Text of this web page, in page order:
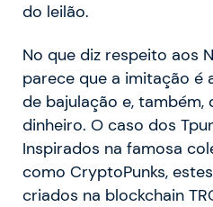
do leilão.
No que diz respeito aos
parece que a imitação é
de bajulação e, também,
dinheiro. O caso dos
Inspirados na famosa
como CryptoPunks, estes
criados na blockchain